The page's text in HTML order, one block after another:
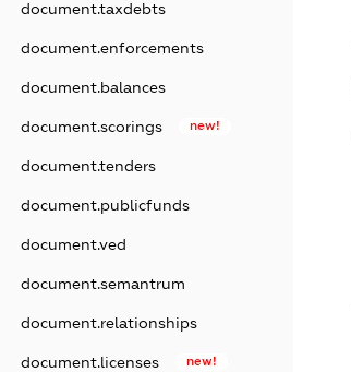
document.taxdebts
document.enforcements
document.balances
document.scorings new!
document.tenders
document.publicfunds
document.ved
document.semantrum
document.relationships
document.licenses new!